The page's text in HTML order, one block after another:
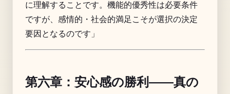
に理解することです。機能的優秀性は必要条件
ですが、感情的・社会的満足こそが選択の決定
要因となるのです」
第六章：安心感の勝利——真の